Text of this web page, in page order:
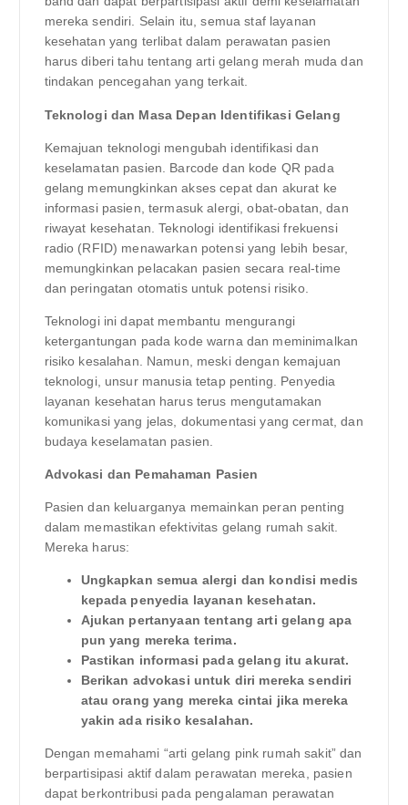
mereka sendiri. Selain itu, semua staf layanan
kesehatan yang terlibat dalam perawatan pasien
harus diberi tahu tentang arti gelang merah muda dan
tindakan pencegahan yang terkait.
Teknologi dan Masa Depan Identifikasi Gelang
Kemajuan teknologi mengubah identifikasi dan
keselamatan pasien. Barcode dan kode QR pada
gelang memungkinkan akses cepat dan akurat ke
informasi pasien, termasuk alergi, obat-obatan, dan
riwayat kesehatan. Teknologi identifikasi frekuensi
radio (RFID) menawarkan potensi yang lebih besar,
memungkinkan pelacakan pasien secara real-time
dan peringatan otomatis untuk potensi risiko.
Teknologi ini dapat membantu mengurangi
ketergantungan pada kode warna dan meminimalkan
risiko kesalahan. Namun, meski dengan kemajuan
teknologi, unsur manusia tetap penting. Penyedia
layanan kesehatan harus terus mengutamakan
komunikasi yang jelas, dokumentasi yang cermat, dan
budaya keselamatan pasien.
Advokasi dan Pemahaman Pasien
Pasien dan keluarganya memainkan peran penting
dalam memastikan efektivitas gelang rumah sakit.
Mereka harus:
Ungkapkan semua alergi dan kondisi medis
kepada penyedia layanan kesehatan.
Ajukan pertanyaan tentang arti gelang apa
pun yang mereka terima.
Pastikan informasi pada gelang itu akurat.
Berikan advokasi untuk diri mereka sendiri
atau orang yang mereka cintai jika mereka
yakin ada risiko kesalahan.
Dengan memahami “arti gelang pink rumah sakit” dan
berpartisipasi aktif dalam perawatan mereka, pasien
dapat berkontribusi pada pengalaman perawatan